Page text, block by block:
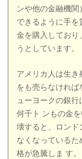
ンや他の金融機
できるように手
金を購入しており
うとしています。
アメリカ人は生き
をも売らなけれ
ューヨークの銀行
何千ト ンもの金
壊すると、ロンド
なくなっているた
格が急騰しま す。